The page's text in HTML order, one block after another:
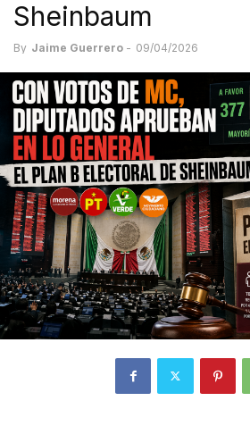
Sheinbaum
By Jaime Guerrero - 09/04/2026